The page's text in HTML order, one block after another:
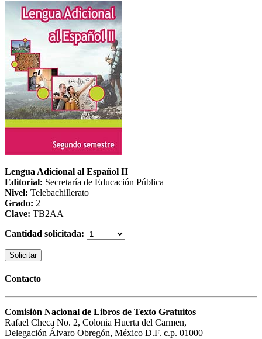
Lengua Adicional al Español II
Editorial: Secretaría de Educación Pública
Nivel: Telebachillerato
Grado: 2
Clave: TB2AA
Cantidad solicitada:
Solicitar
Contacto
Comisión Nacional de Libros de Texto Gratuitos
Rafael Checa No. 2, Colonia Huerta del Carmen,
Delegación Álvaro Obregón, México D.F. c.p. 01000